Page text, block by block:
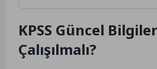
KPSS Güncel
Çalışılmalı?